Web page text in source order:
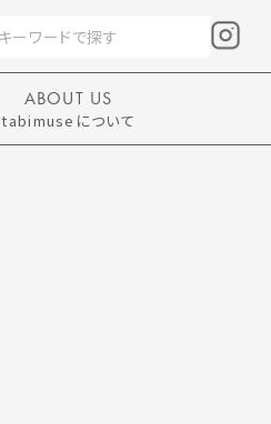
ABOUT US
tabimuseについて